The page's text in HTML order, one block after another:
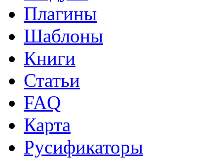
Плагины
Шаблоны
Книги
Статьи
FAQ
Карта
Русификаторы